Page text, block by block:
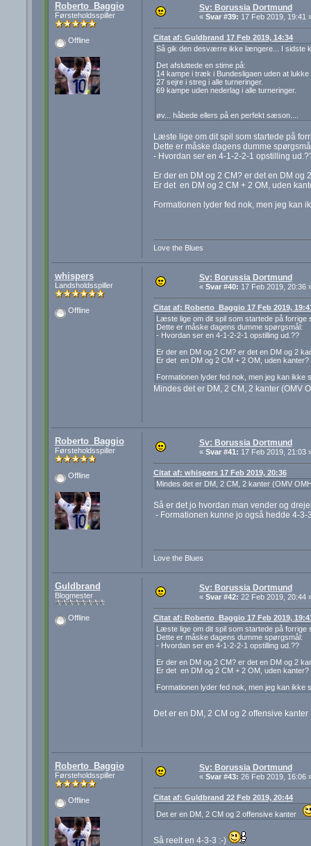
Roberto_Baggio
Førsteholdsspiller
Offline
Sv: Borussia Dortmund
« Svar #39: 17 Feb 2019, 19:41
Citat af: Guldbrand 17 Feb 2019, 14:34
Så gik den desværre ikke længere... I sidste
Det afsluttede en stime på:
14 kampe i træk i Bundesligaen uden at lukke
27 sejre i streg i alle turneringer.
69 kampe uden nederlag i alle turneringer.
øv... håbede ellers på en perfekt sæson....
Læste lige om dit spil som startede på
Dette er måske dagens dumme
- Hvordan ser en 4-1-2-2-1 opstilling
Er der en DM og 2 CM? er det en DM og
Er det en DM og 2 CM + 2 OM, uden
Formationen lyder fed nok, men jeg kan
Love the Blues
whispers
Landsholdsspiller
Offline
Sv: Borussia Dortmund
« Svar #40: 17 Feb 2019, 20:36
Citat af: Roberto_Baggio 17 Feb 2019,
Læste lige om dit spil som startede på forrige
Dette er måske dagens dumme spørgsmål:
- Hvordan ser en 4-1-2-2-1 opstilling ud.??
Er der en DM og 2 CM? er det en DM og 2
Er det en DM og 2 CM + 2 OM, uden kanter?
Formationen lyder fed nok, men jeg kan ikke
Mindes det er DM, 2 CM, 2 kanter (OMV
Roberto_Baggio
Førsteholdsspiller
Offline
Sv: Borussia Dortmund
« Svar #41: 17 Feb 2019, 21:03
Citat af: whispers 17 Feb 2019, 20:36
Mindes det er DM, 2 CM, 2 kanter (OMV
Så er det jo hvordan man vender og
- Formationen kunne jo også hedde 4-
Love the Blues
Guldbrand
Blogmester
Offline
Sv: Borussia Dortmund
« Svar #42: 22 Feb 2019, 20:44
Citat af: Roberto_Baggio 17 Feb 2019,
Læste lige om dit spil som startede på forrige
Dette er måske dagens dumme spørgsmål:
- Hvordan ser en 4-1-2-2-1 opstilling ud.??
Er der en DM og 2 CM? er det en DM og 2
Er det en DM og 2 CM + 2 OM, uden kanter?
Formationen lyder fed nok, men jeg kan ikke
Det er en DM, 2 CM og 2 offensive
Roberto_Baggio
Førsteholdsspiller
Offline
Sv: Borussia Dortmund
« Svar #43: 26 Feb 2019, 16:06
Citat af: Guldbrand 22 Feb 2019, 20:44
Det er en DM, 2 CM og 2 offensive kanter
Så reelt en 4-3-3 :-)